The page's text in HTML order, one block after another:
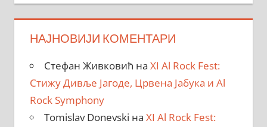
НАЈНОВИЈИ КОМЕНТАРИ
Стефан Живковић на XI Al Rock Fest:
Стижу Дивље Јагоде, Црвена Јабука и Al
Rock Symphony
Tomislav Donevski на XI Al Rock Fest: